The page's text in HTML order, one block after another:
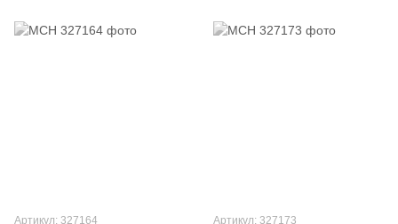
Артикул: 327164 Артикул: 327173